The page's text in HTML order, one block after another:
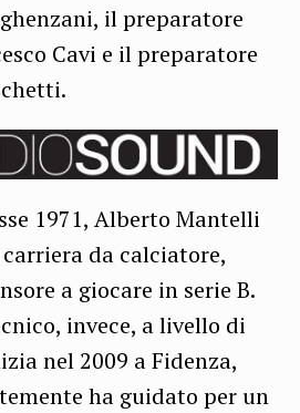
il preparatore
Cavi e il preparatore
1971, Alberto Mantelli
da calciatore,
a giocare in serie B.
invece, a livello di
nel 2009 a Fidenza,
ha guidato per un